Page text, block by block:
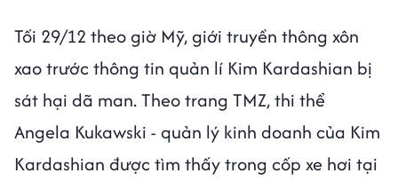
Tối 29/12 theo giờ Mỹ, giới truyền thông xôn
xao trước thông tin quản lí Kim Kardashian bị
sát hại dã man. Theo trang TMZ, thi thể
Angela Kukawski - quản lý kinh doanh của Kim
Kardashian được tìm thấy trong cốp xe hơi tại